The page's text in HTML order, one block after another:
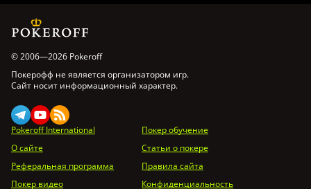
© 2006—2026 Pokeroff
Покерофф не является организатором игр.
Сайт носит информационный характер.
Pokeroff International
Покер обучение
О сайте
Статьи о покере
Реферальная программа
Правила сайта
Покер видео
Конфиденциальность